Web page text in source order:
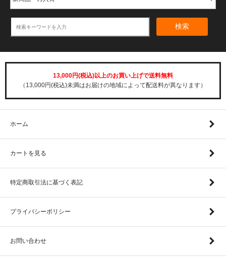
検索
13,000円(税込)以上のお買い上げで送料無料
（13,000円(税込)未満はお届けの地域によって配送料が異なります）
ホーム
カートを見る
特定商取引法に基づく表記
プライバシーポリシー
お問い合わせ